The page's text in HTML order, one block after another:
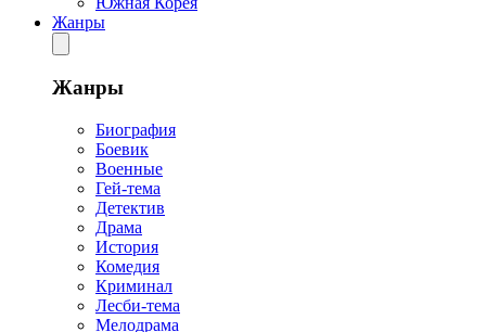
Жанры
Жанры
Биография
Боевик
Военные
Гей-тема
Детектив
Драма
История
Комедия
Криминал
Лесби-тема
Мелодрама